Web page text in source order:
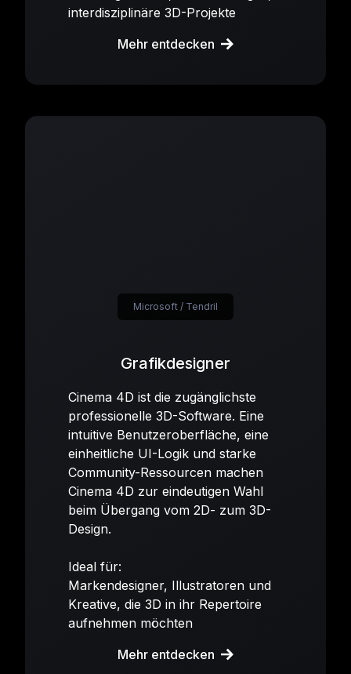
interdisziplinäre 3D-Projekte
Mehr entdecken
Grafikdesigner
Cinema 4D ist die zugänglichste
professionelle 3D-Software. Eine
intuitive Benutzeroberfläche, eine
einheitliche UI-Logik und starke
Community-Ressourcen machen
Cinema 4D zur eindeutigen Wahl
beim Übergang vom 2D- zum 3D-
Design.
Ideal für:
Markendesigner, Illustratoren und
Kreative, die 3D in ihr Repertoire
aufnehmen möchten
Mehr entdecken
Microsoft / Tendril